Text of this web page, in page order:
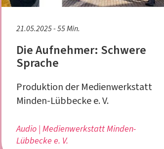
21.05.2025 - 55 Min.
Die Aufnehmer: Schwere
Sprache
Produktion der Medienwerkstatt
Minden-Lübbecke e. V.
Audio Medienwerkstatt Minden-
Lübbecke e. V.